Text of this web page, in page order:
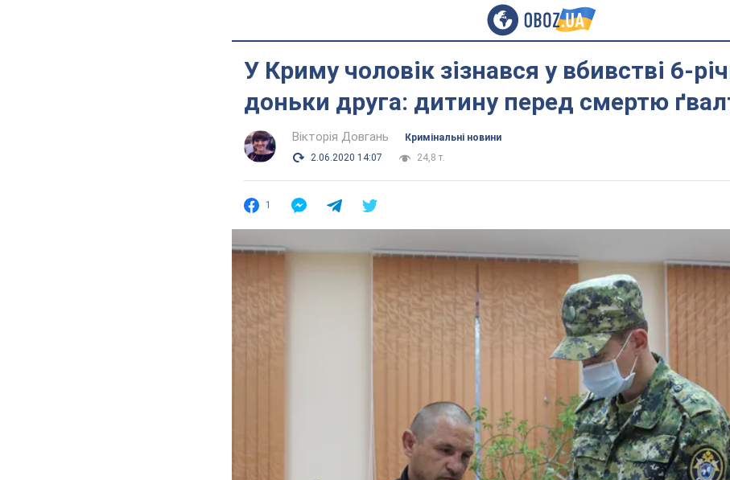
У Криму чоловік зізнався у вбивстві 6-
доньки друга: дитину перед смертю
Вікторія Довгань
Кримінальні новини
2.06.2020 14:07
24,8 т.
1